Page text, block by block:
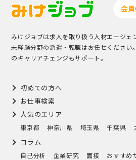
会
みけジョブは求人を取り扱う人材エージェ
未経験分野の派遣・転職はお任せください
のキャリアチェンジもサポート。
初めての方へ
お仕事検索
人気のエリア
東京都 神奈川県 埼玉県 千葉県
コラム
自己分析 企業研究 面接 おすすめ